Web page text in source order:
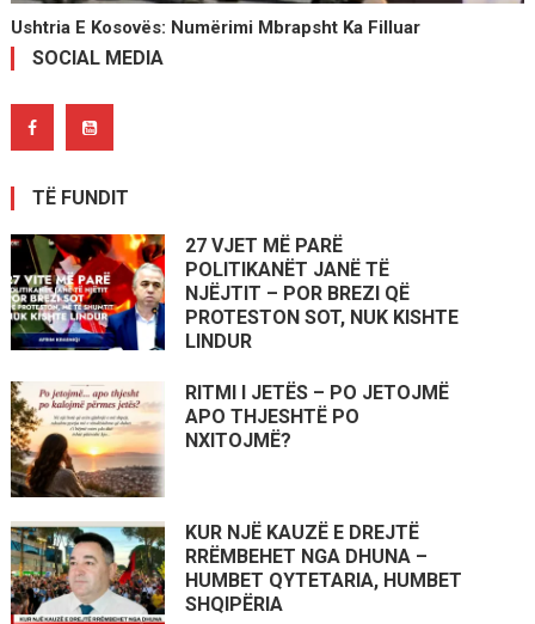
Ushtria E Kosovës: Numërimi Mbrapsht Ka Filluar
SOCIAL MEDIA
TË FUNDIT
27 VJET MË PARË
POLITIKANËT JANË TË
NJËJTIT – POR BREZI QË
PROTESTON SOT, NUK KISHTE
LINDUR
RITMI I JETËS – PO JETOJMË
APO THJESHTË PO
NXITOJMË?
KUR NJË KAUZË E DREJTË
RRËMBEHET NGA DHUNA –
HUMBET QYTETARIA, HUMBET
SHQIPËRIA